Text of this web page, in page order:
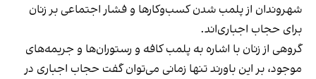
شهروندان از پلمب شدن کسب‌وکارها و فشار اجتماعی بر زنان
برای حجاب اجباری‌اند.
گروهی از زنان با اشاره به پلمب کافه و رستوران‌ها و جریمه‌های
موجود، بر این باورند تنها زمانی می‌توان گفت حجاب اجباری در